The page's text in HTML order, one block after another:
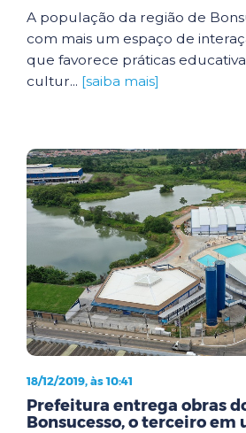
A população da região de
com mais um espaço de
que favorece práticas
cultur... [saiba mais]
18/12/2019, às 10:41
Prefeitura entrega obras
Bonsucesso, o terceiro em